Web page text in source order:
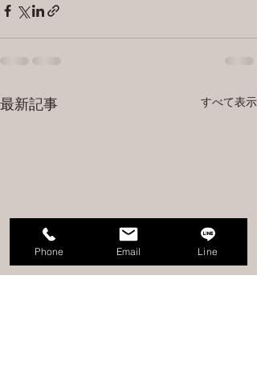
最新記事 すべて表示
Phone Email Line